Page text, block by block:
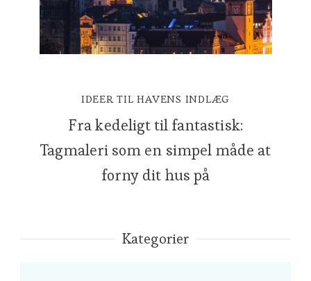
IDEER TIL HAVENS INDLÆG
Fra kedeligt til fantastisk:
Tagmaleri som en simpel måde at
forny dit hus på
Kategorier